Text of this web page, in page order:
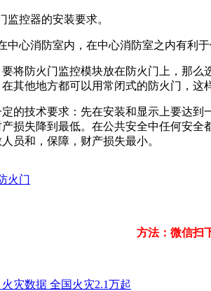
监控器的安装要求。
中心消防室内，在中心消防室之内有利
将防火门监控模块放在防火门上，那
其他地方都可以用常闭式的防火门，这
的技术要求：先在安装和显示上要达
损失降到最低。在公共安全中任何安
员和，保障，财产损失最小。
火门
方法：微信扫
火灾数据 全国火灾2.1万起